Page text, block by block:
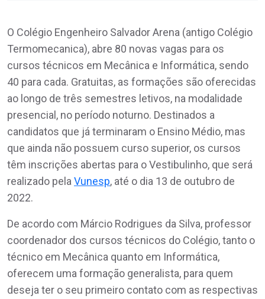
O Colégio Engenheiro Salvador Arena (antigo Colégio
Termomecanica), abre 80 novas vagas para os
cursos técnicos em Mecânica e Informática, sendo
40 para cada. Gratuitas, as formações são oferecidas
ao longo de três semestres letivos, na modalidade
presencial, no período noturno. Destinados a
candidatos que já terminaram o Ensino Médio, mas
que ainda não possuem curso superior, os cursos
têm inscrições abertas para o Vestibulinho, que será
realizado pela Vunesp, até o dia 13 de outubro de
2022.
De acordo com Márcio Rodrigues da Silva, professor
coordenador dos cursos técnicos do Colégio, tanto o
técnico em Mecânica quanto em Informática,
oferecem uma formação generalista, para quem
deseja ter o seu primeiro contato com as respectivas